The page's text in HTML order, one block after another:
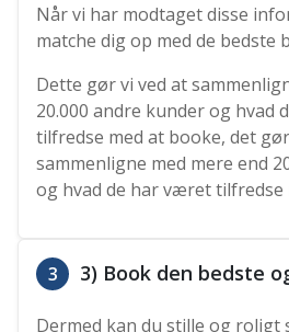
Når vi har modtaget disse
matche dig op med de bedste
Dette gør vi ved at
20.000 andre kunder og hvad
tilfredse med at booke, det
sammenligne med mere end
og hvad de har været tilfredse
3 3) Book den bedste
Dermed kan du stille og roligt